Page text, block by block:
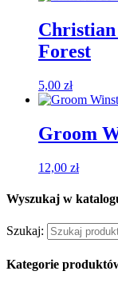
Christian
Forest
5,00 zł
Groom
12,00 zł
Wyszukaj w
Szukaj:
Kategorie